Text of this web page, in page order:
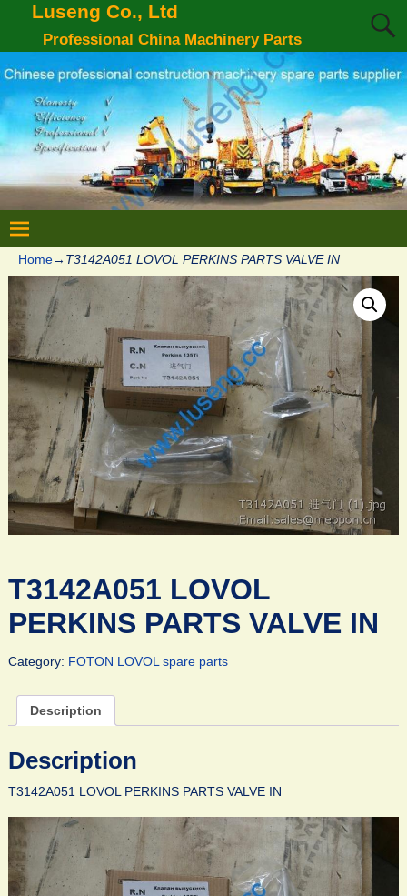
Luseng Co., Ltd
Professional China Machinery Parts
Home→ Т3142A051 LOVOL PERKINS PARTS VALVE IN
Т3142A051 LOVOL
PERKINS PARTS VALVE IN
Category: FOTON LOVOL spare parts
Description
Description
Т3142A051 LOVOL PERKINS PARTS VALVE IN